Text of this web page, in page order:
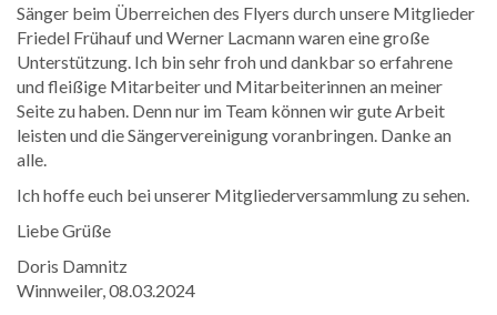
Sänger beim Überreichen des Flyers durch unsere Mitglieder
Friedel Frühauf und Werner Lacmann waren eine große
Unterstützung. Ich bin sehr froh und dankbar so erfahrene
und fleißige Mitarbeiter und Mitarbeiterinnen an meiner
Seite zu haben. Denn nur im Team können wir gute Arbeit
leisten und die Sängervereinigung voranbringen. Danke an
alle.
Ich hoffe euch bei unserer Mitgliederversammlung zu sehen.
Liebe Grüße
Doris Damnitz
Winnweiler, 08.03.2024